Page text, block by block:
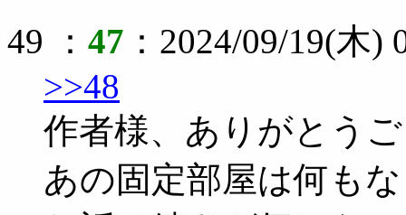
49 ： 47 ：2024/09/19(木)
>>48
作者様、ありがとう
あの固定部屋は何も